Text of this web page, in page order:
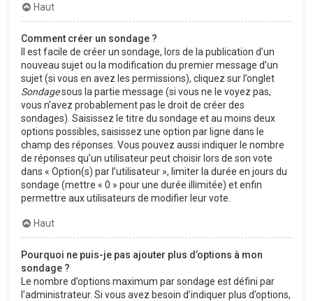
Haut
Comment créer un sondage ?
Il est facile de créer un sondage, lors de la publication d’un
nouveau sujet ou la modification du premier message d’un
sujet (si vous en avez les permissions), cliquez sur l’onglet
Sondagesous la partie message (si vous ne le voyez pas,
vous n’avez probablement pas le droit de créer des
sondages). Saisissez le titre du sondage et au moins deux
options possibles, saisissez une option par ligne dans le
champ des réponses. Vous pouvez aussi indiquer le nombre
de réponses qu’un utilisateur peut choisir lors de son vote
dans « Option(s) par l’utilisateur », limiter la durée en jours du
sondage (mettre « 0 » pour une durée illimitée) et enfin
permettre aux utilisateurs de modifier leur vote.
Haut
Pourquoi ne puis-je pas ajouter plus d’options à mon
sondage ?
Le nombre d’options maximum par sondage est défini par
l’administrateur. Si vous avez besoin d’indiquer plus d’options,